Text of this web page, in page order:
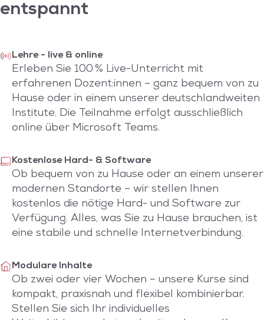
entspannt
Lehre - live & online
Erleben Sie 100 % Live-Unterricht mit
erfahrenen Dozent:innen – ganz bequem von zu
Hause oder in einem unserer deutschlandweiten
Institute. Die Teilnahme erfolgt ausschließlich
online über Microsoft Teams.
Kostenlose Hard- & Software
Ob bequem von zu Hause oder an einem unserer
modernen Standorte – wir stellen Ihnen
kostenlos die nötige Hard- und Software zur
Verfügung. Alles, was Sie zu Hause brauchen, ist
eine stabile und schnelle Internetverbindung.
Modulare Inhalte
Ob zwei oder vier Wochen – unsere Kurse sind
kompakt, praxisnah und flexibel kombinierbar.
Stellen Sie sich Ihr individuelles